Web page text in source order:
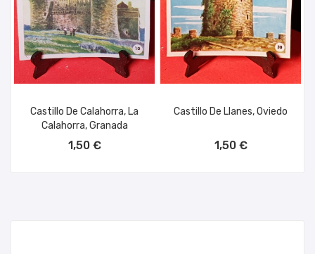
Castillo De Calahorra, La
Calahorra, Granada
1,50 €
Castillo De Llanes, Oviedo
1,50 €